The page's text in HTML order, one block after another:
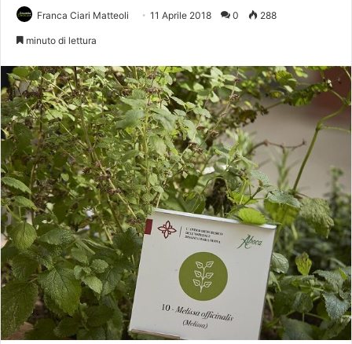
Franca Ciari Matteoli 11 Aprile 2018 0 288
minuto di lettura